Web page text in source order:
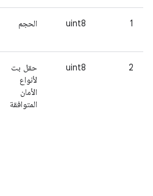
1
uint8 الحجم
2
uint8
حقل بت
لأنواع
الأمان
المتوافقة